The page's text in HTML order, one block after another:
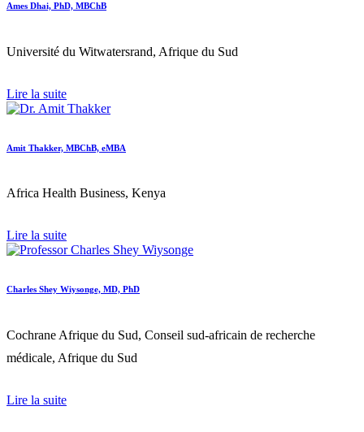
Ames Dhai, PhD, MBChB
Université du Witwatersrand, Afrique du Sud
Lire la suite
Amit Thakker, MBChB, eMBA
Africa Health Business, Kenya
Lire la suite
Charles Shey Wiysonge, MD, PhD
Cochrane Afrique du Sud, Conseil sud-africain de recherche
médicale, Afrique du Sud
Lire la suite